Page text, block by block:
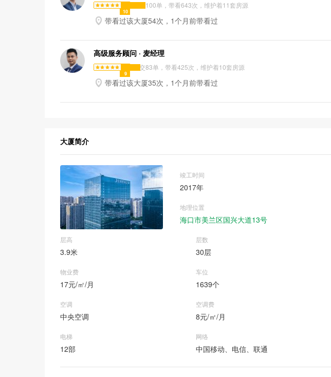
10
成交100单，带看643次，维护着11套房源
 带看过该大厦54次，1个月前带看过
高级服务顾问 · 麦经理
9
成交83单，带看425次，维护着10套房源
 带看过该大厦35次，1个月前带看过
大厦简介
竣工时间
2017年
地理位置
海口市美兰区国兴大道13号
层高
3.9米
层数
30层
物业费
17元/㎡/月
车位
1639个
空调
中央空调
空调费
8元/㎡/月
电梯
12部
网络
中国移动、电信、联通